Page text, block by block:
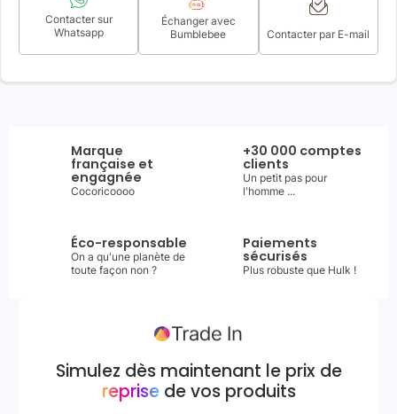
Contacter sur
Whatsapp
Échanger avec
Bumblebee
Contacter par E-mail
Marque
française et
engagnée
Cocoricoooo
+30 000 comptes
clients
Un petit pas pour
l'homme ...
Éco-responsable
On a qu'une planète de
toute façon non ?
Paiements
sécurisés
Plus robuste que Hulk !
Simulez dès maintenant le prix de
reprisede vos produits